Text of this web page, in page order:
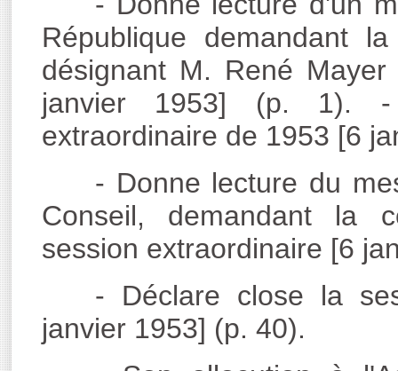
République demandant
désignant M. René
janvier 1953] (p. 1). -
extraordinaire de 1953 [6
- Donne lecture du
Conseil, demandant la
session extraordinaire [6
- Déclare close la
janvier 1953] (p. 40).